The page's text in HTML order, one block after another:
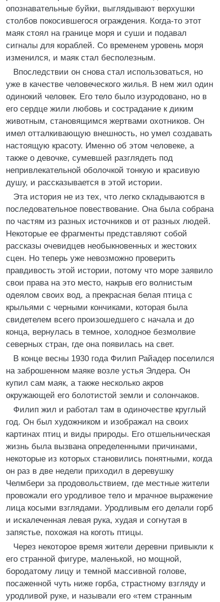
опознавательные буйки, выглядывают верхушки
столбов покосившегося ограждения. Когда-то этот
маяк стоял на границе моря и суши и подавал
сигналы для кораблей. Со временем уровень моря
изменился, и маяк стал бесполезным.
Впоследствии он снова стал использоваться, но
уже в качестве человеческого жилья. В нем жил один
одинокий человек. Его тело было изуродовано, но в
его сердце жили любовь и сострадание к диким
животным, становящимся жертвами охотников. Он
имел отталкивающую внешность, но умел создавать
настоящую красоту. Именно об этом человеке, а
также о девочке, сумевшей разглядеть под
непривлекательной оболочкой тонкую и красивую
душу, и рассказывается в этой истории.
Эта история не из тех, что легко складываются в
последовательное повествование. Она была собрана
по частям из разных источников и от разных людей.
Некоторые ее фрагменты представляют собой
рассказы очевидцев необыкновенных и жестоких
сцен. Но теперь уже невозможно проверить
правдивость этой истории, потому что море заявило
свои права на это место, накрыв его волнистым
одеялом своих вод, а прекрасная белая птица с
крыльями с черными кончиками, которая была
свидетелем всего произошедшего с начала и до
конца, вернулась в темное, холодное безмолвие
северных стран, где она появилась на свет.
В конце весны 1930 года Филип Райадер поселился
на заброшенном маяке возле устья Элдера. Он
купил сам маяк, а также несколько акров
окружающей его болотистой земли и солончаков.
Филип жил и работал там в одиночестве круглый
год. Он был художником и изображал на своих
картинах птиц и виды природы. Его отшельническая
жизнь была вызвана определенными причинами,
некоторые из которых становились понятными, когда
он раз в две недели приходил в деревушку
Челмбери за продовольствием, где местные жители
провожали его уродливое тело и мрачное выражение
лица косыми взглядами. Уродливым его делали горб
и искалеченная левая рука, худая и согнутая в
запястье, похожая на коготь птицы.
Через некоторое время жители деревни привыкли к
его странной фигуре, маленькой, но мощной,
бородатому лицу и темной массивной голове,
посаженной чуть ниже горба, страстному взгляду и
уродливой руке, и называли его «тем странным